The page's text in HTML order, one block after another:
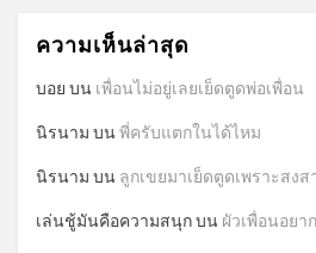
ความเห็นล่าสุด
บอย บน เพื่อนไม่อยู่เลยเย็ดตูดพ่อเพื่อน
นิรนาม บนพี่ครับแตกในได้ไหม
นิรนาม บน ลูกเขยมาเย็ดตูดเพราะสงส
เล่นชู้มันคือความสนุกบน ผัวเพื่อนอยา